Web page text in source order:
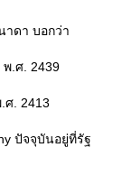
าดา บอกว่า
พ.ศ. 2439
ศ. 2413
ปัจจุบันอยู่ที่รัฐ